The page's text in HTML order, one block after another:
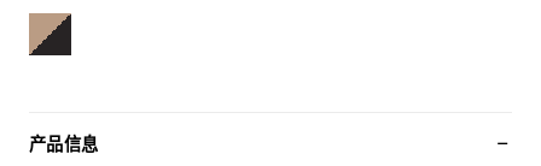
产品信息